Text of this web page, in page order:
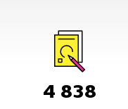
4 838